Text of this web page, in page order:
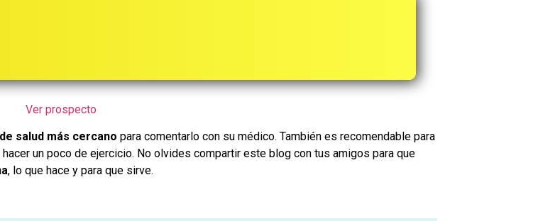
Ver prospecto
salud más cercano para comentarlo con su médico. También es recomendable para
un poco de ejercicio. No olvides compartir este blog con tus amigos para que
, lo que hace y para que sirve.